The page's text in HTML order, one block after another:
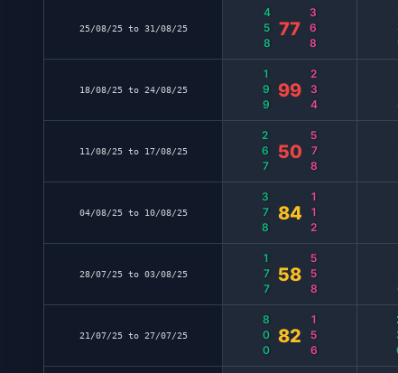
25/08/25 to 31/08/25 458 77 368
18/08/25 to 24/08/25 199 99 234
11/08/25 to 17/08/25 267 50 578
04/08/25 to 10/08/25 378 84 112
28/07/25 to 03/08/25 177 58 558
21/07/25 to 27/07/25 800 82 156